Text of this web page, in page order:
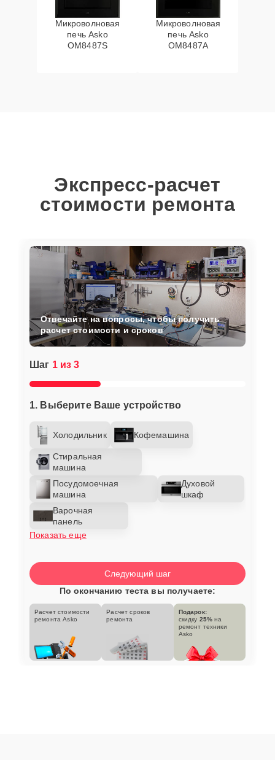
Микроволновая
печь Asko
OM8487S
Микроволновая
печь Asko
OM8487A
Экспресс-расчет
стоимости ремонта
Шаг 1 из 3
1. Выберите Ваше устройство
Холодильник Кофемашина
Стиральная
машина
Посудомоечная
машина
Духовой
шкаф
Варочная
панель
Показать еще
Отвечайте на вопросы, чтобы получить
расчет стоимости и сроков
Следующий шаг
По окончанию теста вы получаете:
Расчет стоимости
ремонта Asko
Расчет сроков
ремонта
Подарок:
скидку 25% на
ремонт техники
Asko